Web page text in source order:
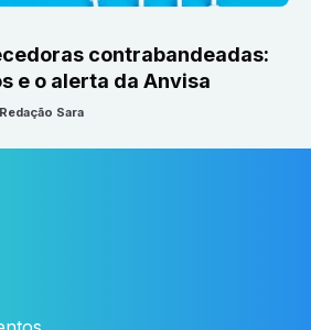
contrabandeadas:
e o alerta da Anvisa
Redação Sara